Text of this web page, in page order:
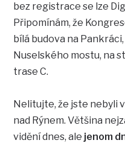
bez registrace se lze
Připomínám, že
bílá budova na
Nuselského mostu, na
trase C.
Nelitujte, že jste nebyli
nad Rýnem. Většina
vidění dnes, ale jenom